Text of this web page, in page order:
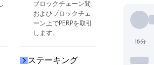
ブロックチェーン間
およびブロックチェ
ーン上でPERPを取引
します。
ステーキング
15分